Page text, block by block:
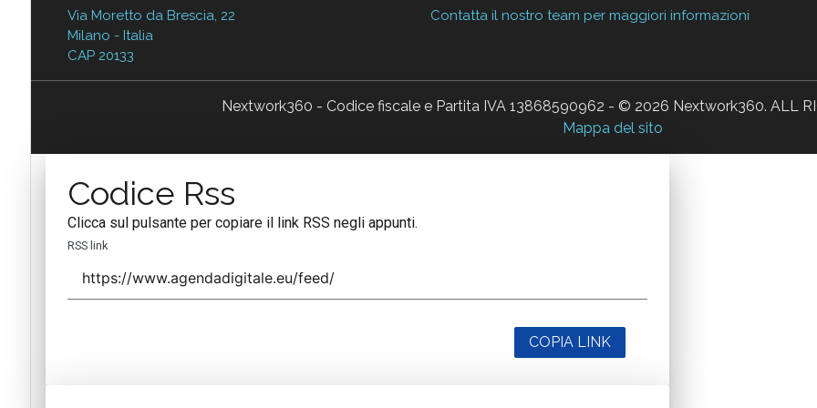
Via Moretto da Brescia, 22
Milano - Italia
CAP 20133
Contatta il nostro team per maggiori informazioni
Nextwork360 - Codice fiscale e Partita IVA 13868590962 - © 2026 Nextwork360. ALL
Mappa del sito
Codice Rss
Clicca sul pulsante per copiare il link RSS negli appunti.
RSS link
COPIA LINK